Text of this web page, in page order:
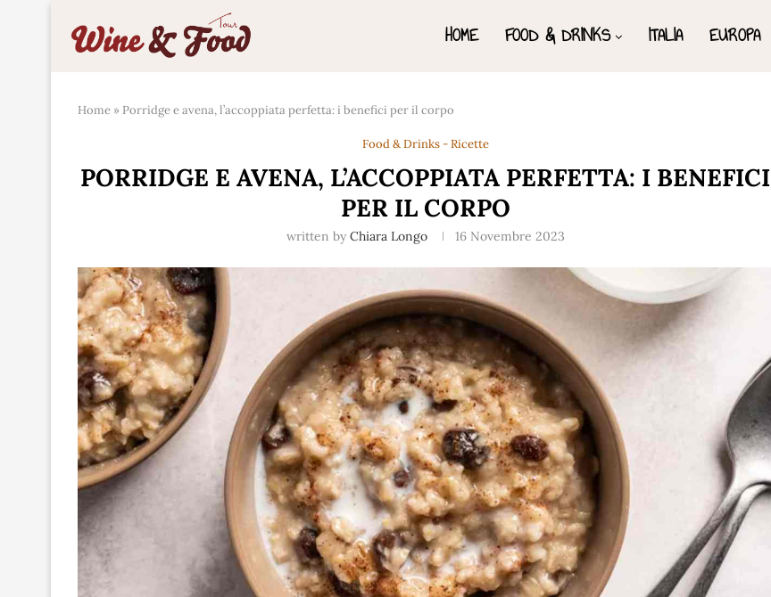
HOME FOOD & DRINKS ITALIA EUROPA
Home » Porridge e avena, l’accoppiata perfetta: i benefici per il corpo
Food & Drinks - Ricette
PORRIDGE E AVENA, L’ACCOPPIATA PERFETTA: I BENEFICI
PER IL CORPO
written by Chiara Longo 16 Novembre 2023